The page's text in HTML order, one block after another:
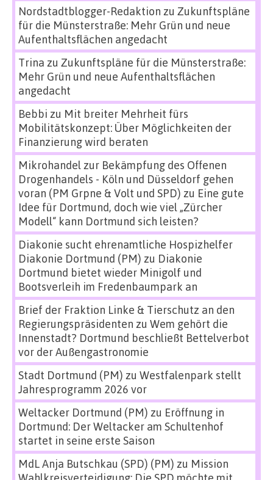
Nordstadtblogger-Redaktion zu Zukunftspläne
für die Münsterstraße: Mehr Grün und neue
Aufenthaltsflächen angedacht
Trina zu Zukunftspläne für die Münsterstraße:
Mehr Grün und neue Aufenthaltsflächen
angedacht
Bebbi zu Mit breiter Mehrheit fürs
Mobilitätskonzept: Über Möglichkeiten der
Finanzierung wird beraten
Mikrohandel zur Bekämpfung des Offenen
Drogenhandels - Köln und Düsseldorf gehen
voran (PM Grpne & Volt und SPD) zu Eine gute
Idee für Dortmund, doch wie viel „Zürcher
Modell“ kann Dortmund sich leisten?
Diakonie sucht ehrenamtliche Hospizhelfer
Diakonie Dortmund (PM) zu Diakonie
Dortmund bietet wieder Minigolf und
Bootsverleih im Fredenbaumpark an
Brief der Fraktion Linke & Tierschutz an den
Regierungspräsidenten zu Wem gehört die
Innenstadt? Dortmund beschließt Bettelverbot
vor der Außengastronomie
Stadt Dortmund (PM) zu Westfalenpark stellt
Jahresprogramm 2026 vor
Weltacker Dortmund (PM) zu Eröffnung in
Dortmund: Der Weltacker am Schultenhof
startet in seine erste Saison
MdL Anja Butschkau (SPD) (PM) zu Mission